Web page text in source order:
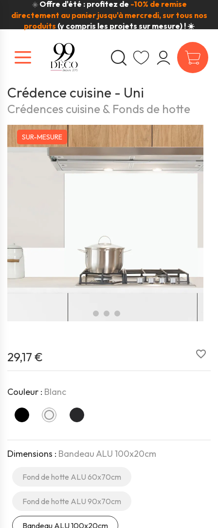
☀️ Offre d'été : profitez de -10% de remise
directement au panier jusqu'à mercredi, sur tous nos
produits (y compris les projets sur mesure) ! ☀️
Crédence cuisine - Uni
Crédences cuisine & Fonds de hotte
SUR-MESURE
favorite_border
29,17 €
Couleur : Blanc
Noir Blanc Anthracite RAL7016
Dimensions : Bandeau ALU 100x20cm
Fond de hotte ALU 60x70cm
Fond de hotte ALU 90x70cm
Bandeau ALU 100x20cm